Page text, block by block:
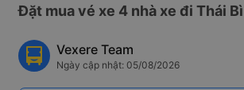
Đặt mua vé xe 4 nhà xe đi Thái
Vexere Team
Ngày cập nhật: 05/08/2026